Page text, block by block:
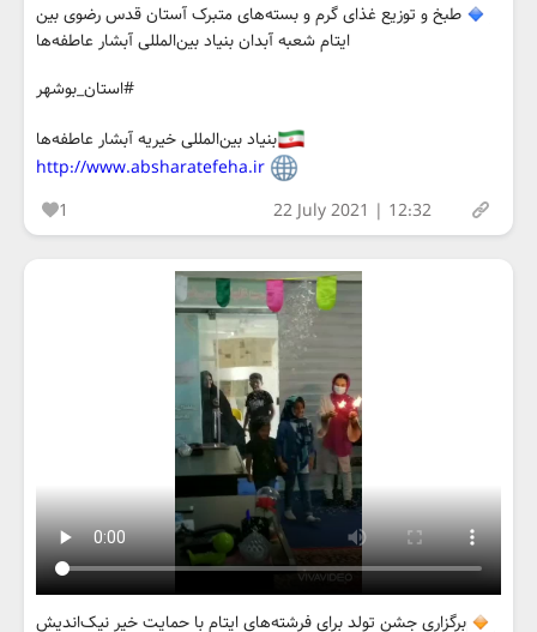
طبخ و توزیع غذای گرم و بسته‌های متبرک آستان قدس رضوی بین
ایتام شعبه آبدان بنیاد بین‌المللی آبشار عاطفه‌ها
#استان_بوشهر
بنیاد بین‌المللی خیریه آبشار عاطفه‌ها
http://www.absharatefeha.ir
1
22 July 2021 | 12:32
برگزاری جشن تولد برای فرشته‌های ایتام با حمایت خیر نیک‌اندیش